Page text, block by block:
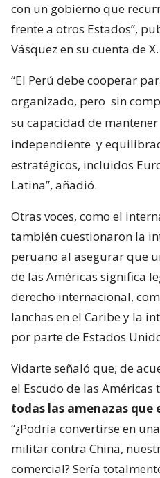
con un gobierno que
frente a otros Estados”,
Vásquez en su cuenta de X.
“El Perú debe cooperar
organizado, pero sin
su capacidad de
independiente y
estratégicos, incluidos
Latina”, añadió.
Otras voces, como el
también cuestionaron la
peruano al asegurar que
de las Américas significa
derecho internacional,
lanchas en el Caribe y la
por parte de Estados
Vidarte señaló que, de
el Escudo de las Américas
todas las amenazas
“¿Podría convertirse en
militar contra China,
comercial? Sería